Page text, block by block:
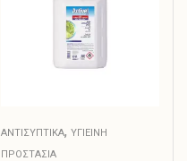
ΑΝΤΙΣΥΠΤΙΚΆ, ΥΓΙΕΙΝΗ
ΠΡΟΣΤΑΣΙΑ